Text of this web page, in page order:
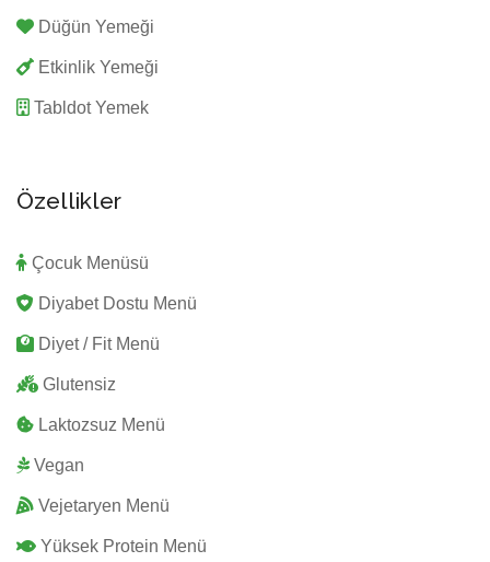
Düğün Yemeği
Etkinlik Yemeği
Tabldot Yemek
Özellikler
Çocuk Menüsü
Diyabet Dostu Menü
Diyet / Fit Menü
Glutensiz
Laktozsuz Menü
Vegan
Vejetaryen Menü
Yüksek Protein Menü